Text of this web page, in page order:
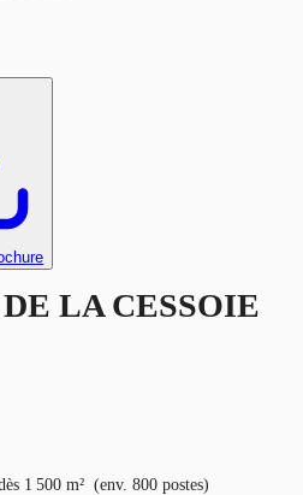
LA CESSOIE
1 500 m² (env. 800 postes)